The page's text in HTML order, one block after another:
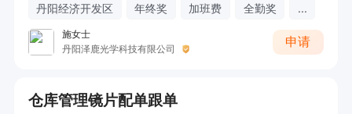
丹阳经济开发区 年终奖 加班费 全勤奖 ...
施女士
丹阳泽鹿光学科技有限公司
申请
仓库管理镜片配单跟单